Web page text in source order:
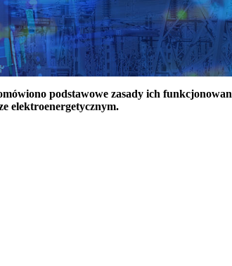
podstawowe zasady ich
elektroenergetycznym.